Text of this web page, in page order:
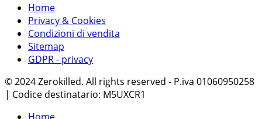
Home
Privacy & Cookies
Condizioni di vendita
Sitemap
GDPR - privacy
© 2024 Zerokilled. All rights reserved - P.iva 01060950258
| Codice destinatario: M5UXCR1
Home